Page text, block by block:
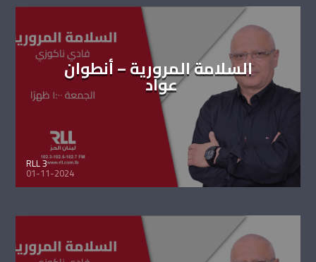
السلامة المرورية – أنطوان
عواد
RLL 3
01-11-2024